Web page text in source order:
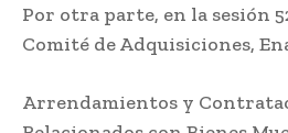
Por otra parte, en la sesión
Comité de Adquisiciones,
Arrendamientos y